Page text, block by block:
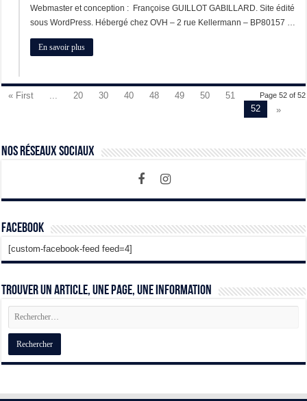
Webmaster et conception : Françoise GUILLOT GABILLARD. Site édité
sous WordPress. Hébergé chez OVH – 2 rue Kellermann – BP80157 …
En savoir plus
Page 52 of 52
« First ... 20 30 40 48 49 50
51
52
»
Nos Réseaux Sociaux
Facebook
[custom-facebook-feed feed=4]
Trouver un article, une page, une information